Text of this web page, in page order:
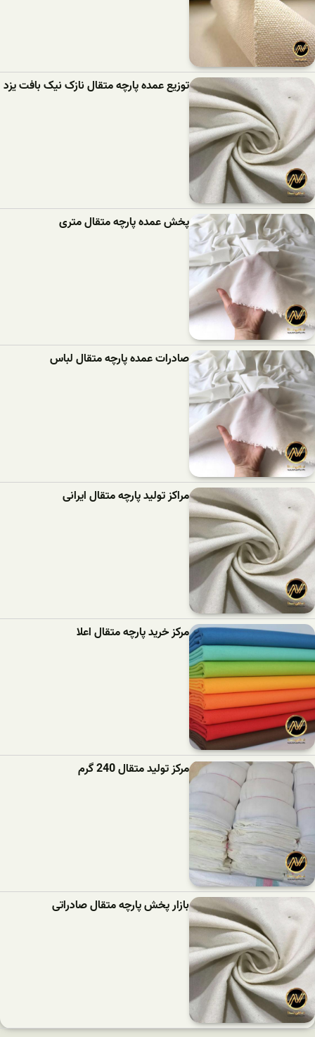
توزیع عمده پارچه متقال نازک نیک بافت یزد
پخش عمده پارچه متقال متری
صادرات عمده پارچه متقال لباس
مراکز تولید پارچه متقال ایرانی
مرکز خرید پارچه متقال اعلا
مرکز تولید متقال 240 گرم
بازار پخش پارچه متقال صادراتی